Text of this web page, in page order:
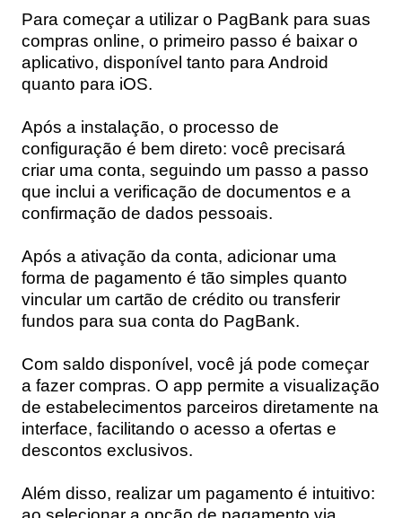
Para começar a utilizar o PagBank para suas
compras online, o primeiro passo é baixar o
aplicativo, disponível tanto para Android
quanto para iOS.
Após a instalação, o processo de
configuração é bem direto: você precisará
criar uma conta, seguindo um passo a passo
que inclui a verificação de documentos e a
confirmação de dados pessoais.
Após a ativação da conta, adicionar uma
forma de pagamento é tão simples quanto
vincular um cartão de crédito ou transferir
fundos para sua conta do PagBank.
Com saldo disponível, você já pode começar
a fazer compras. O app permite a visualização
de estabelecimentos parceiros diretamente na
interface, facilitando o acesso a ofertas e
descontos exclusivos.
Além disso, realizar um pagamento é intuitivo: